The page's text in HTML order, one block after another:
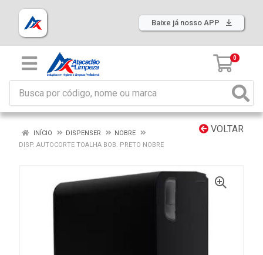
Baixe já nosso APP
0
VOLTAR
INÍCIO DISPENSER
NOBRE
DISP. AUTOCORTE TOALHA BOB. PRETO NOBRE